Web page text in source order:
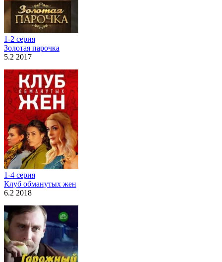
1-2 серия
Золотая парочка
5.2 2017
1-4 серия
Клуб обманутых жен
6.2 2018